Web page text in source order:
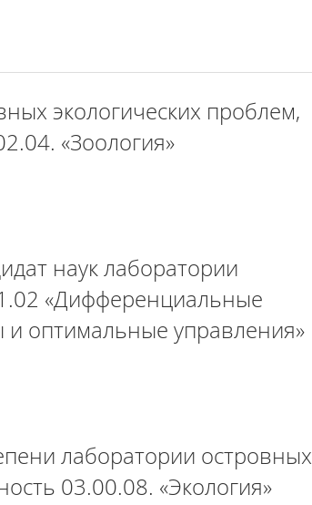
экологических проблем,
«Зоология»
наук лаборатории
«Дифференциальные
и оптимальные управления»
лаборатории островных
03.00.08. «Экология»